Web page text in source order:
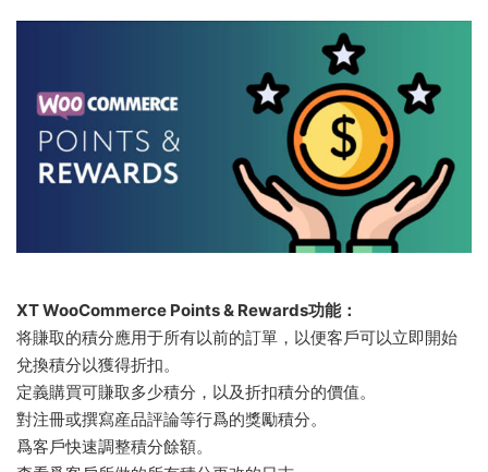
XT WooCommerce Points & Rewards功能：
将賺取的積分應用于所有以前的訂單，以便客戶可以立即開始
兌換積分以獲得折扣。
定義購買可賺取多少積分，以及折扣積分的價值。
對注冊或撰寫産品評論等行爲的獎勵積分。
爲客戶快速調整積分餘額。